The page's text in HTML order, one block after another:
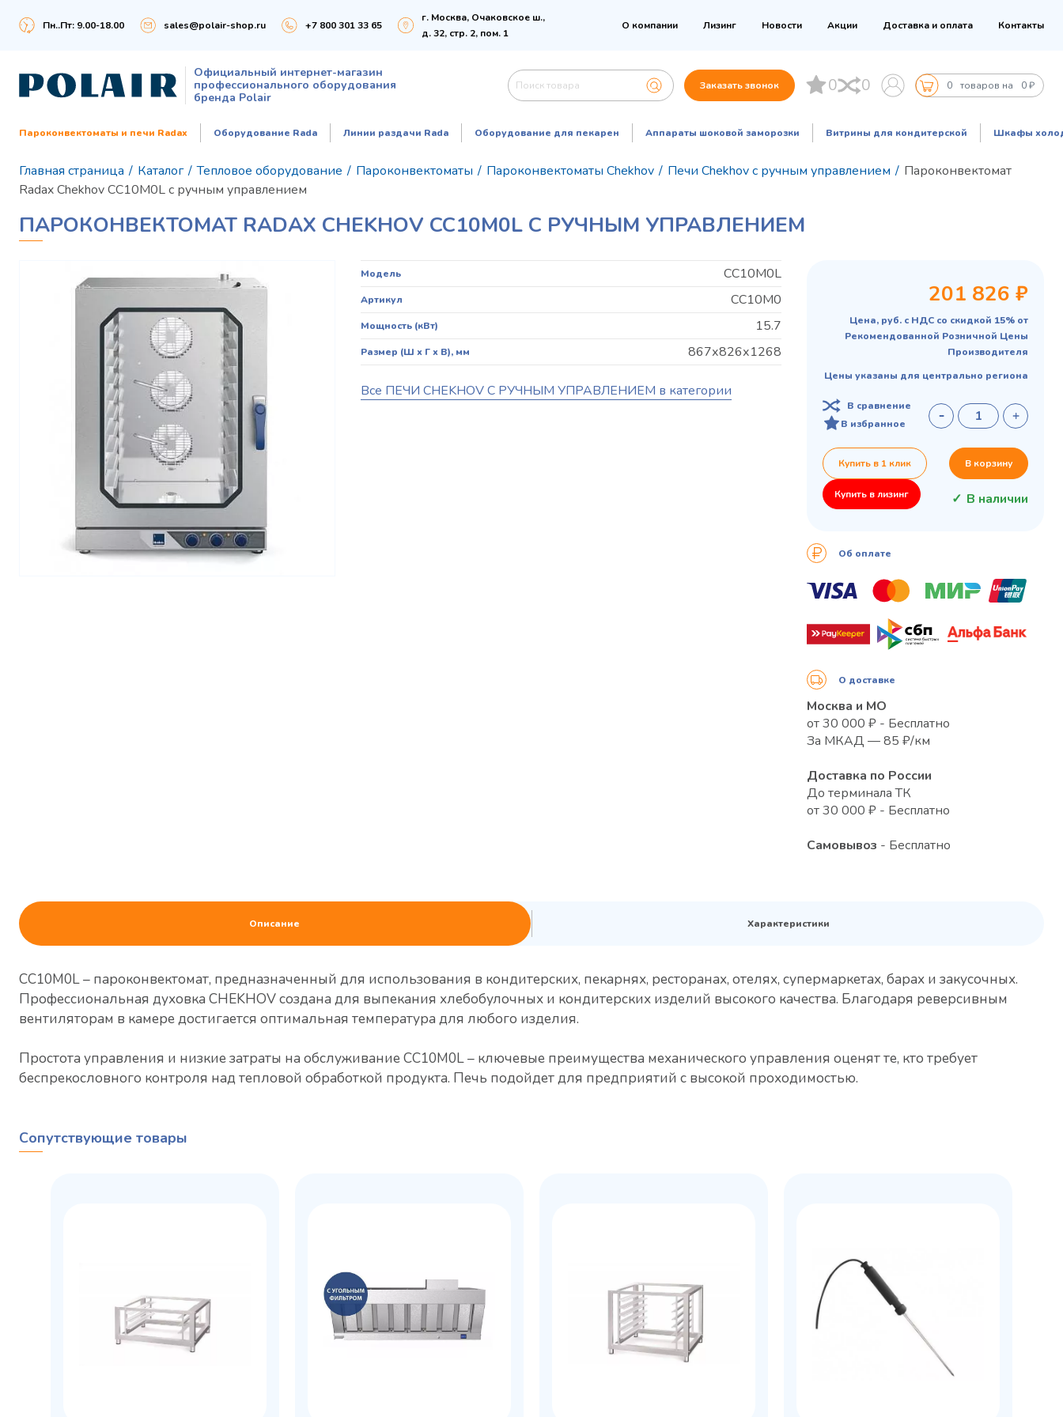
Пн..Пт: 9.00-18.00 sales@polair-shop.ru +7 800 301 33 65
г. Москва, Очаковское ш.,
д. 32, стр. 2, пом. 1
О компании Лизинг Новости Акции Доставка и оплата Контакты
Официальный интернет-магазин
профессионального оборудования
бренда Polair
Заказать звонок 0 0 0 товаров на 0 ₽
Пароконвектоматы и печи Radax Оборудование Rada Линии раздачи Rada Оборудование для пекарен Аппараты шоковой заморозки Витрины для кондитерской Шкафы
Главная страница / Каталог / Тепловое оборудование / Пароконвектоматы / Пароконвектоматы Chekhov / Печи Chekhov с ручным управлением / Пароконвектомат
Radax Chekhov CC10M0L с ручным управлением
ПАРОКОНВЕКТОМАТ RADAX CHEKHOV CC10M0L С РУЧНЫМ УПРАВЛЕНИЕМ
Модель CC10M0L
Артикул CC10M0
Мощность (кВт) 15.7
Размер (Ш х Г х В), мм 867х826х1268
Все ПЕЧИ CHEKHOV С РУЧНЫМ УПРАВЛЕНИЕМ в категории
201 826 ₽
Цена, руб. с НДС со скидкой 15% от
Рекомендованной Розничной Цены
Производителя
Цены указаны для центрально региона
В сравнение
В избранное
Купить в 1 клик В корзину
Купить в лизинг В наличии
Об оплате
О доставке
Москва и МО
от 30 000 ₽ - Бесплатно
За МКАД — 85 ₽/км
Доставка по России
До терминала ТК
от 30 000 ₽ - Бесплатно
Самовывоз - Бесплатно
Описание Характеристики
CC10M0L – пароконвектомат, предназначенный для использования в кондитерских, пекарнях, ресторанах, отелях, супермаркетах, барах и закусочных.
Профессиональная духовка CHEKHOV создана для выпекания хлебобулочных и кондитерских изделий высокого качества. Благодаря реверсивным
вентиляторам в камере достигается оптимальная температура для любого изделия.
Простота управления и низкие затраты на обслуживание CC10M0L – ключевые преимущества механического управления оценят те, кто требует
беспрекословного контроля над тепловой обработкой продукта. Печь подойдет для предприятий с высокой проходимостью.
Сопутствующие товары